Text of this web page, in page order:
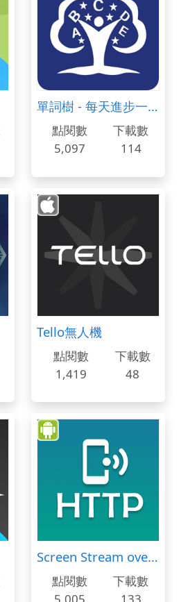
單詞樹 - 每天進步一點，進度看得見
點閱數
5,097
下載數
114
Tello無人機
點閱數
1,419
下載數
48
Screen Stream over HTTP
點閱數
下載數